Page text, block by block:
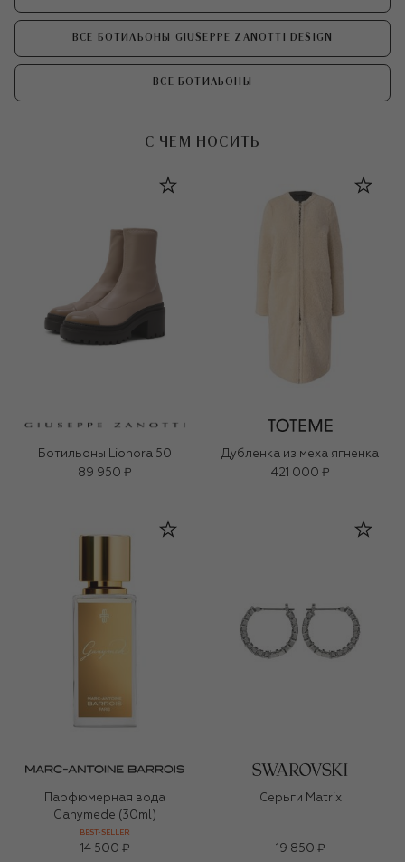
ВСЕ БОТИЛЬОНЫ GIUSEPPE ZANOTTI DESIGN
ВСЕ БОТИЛЬОНЫ
С ЧЕМ НОСИТЬ
Ботильоны Lionora 50
89 950 ₽
Дубленка из меха ягненка
421 000 ₽
Парфюмерная вода
Ganymede (30ml)
BEST-SELLER
14 500 ₽
Серьги Matrix
19 850 ₽